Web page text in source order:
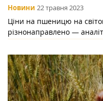
Новини 22 травня 2023
Ціни на пшеницю на
різнонаправлено —